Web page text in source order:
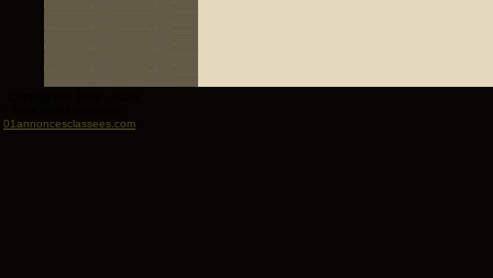
01annoncesclassees.com